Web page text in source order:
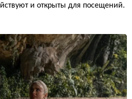
и открыты для посещений.